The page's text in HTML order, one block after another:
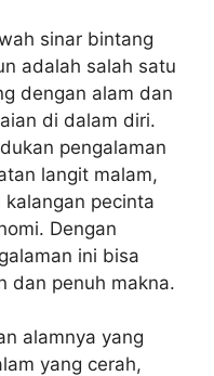
sinar bintang
adalah salah satu
dengan alam dan
di dalam diri.
pengalaman
langit malam,
pecinta
Dengan
ini bisa
dan penuh makna.
alamnya yang
yang cerah,